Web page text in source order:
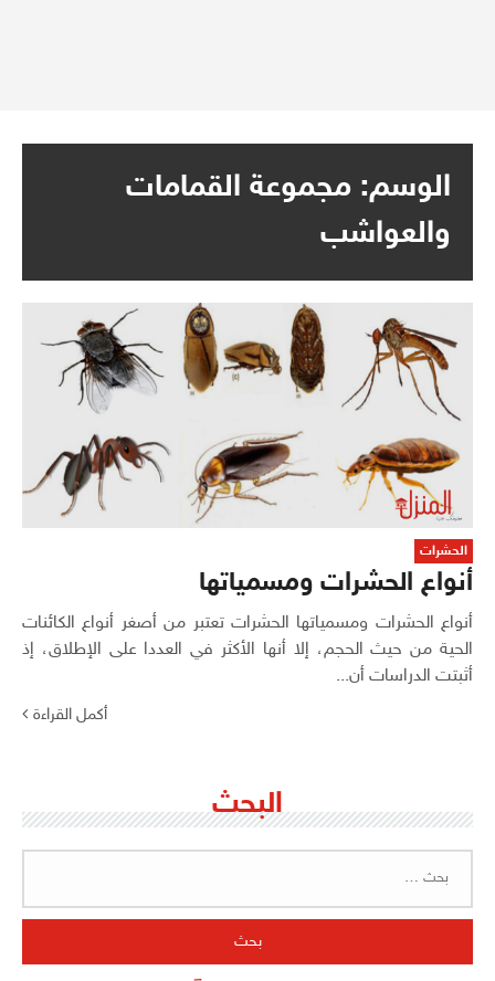
الوسم: مجموعة القمامات
والعواشب
الحشرات
أنواع الحشرات ومسمياتها
أنواع الحشرات ومسمياتها الحشرات تعتبر من أصغر أنواع الكائنات
الحية من حيث الحجم، إلا أنها الأكثر في العددا على الإطلاق، إذ
أثبتت الدراسات أن...
أكمل القراءة
البحث